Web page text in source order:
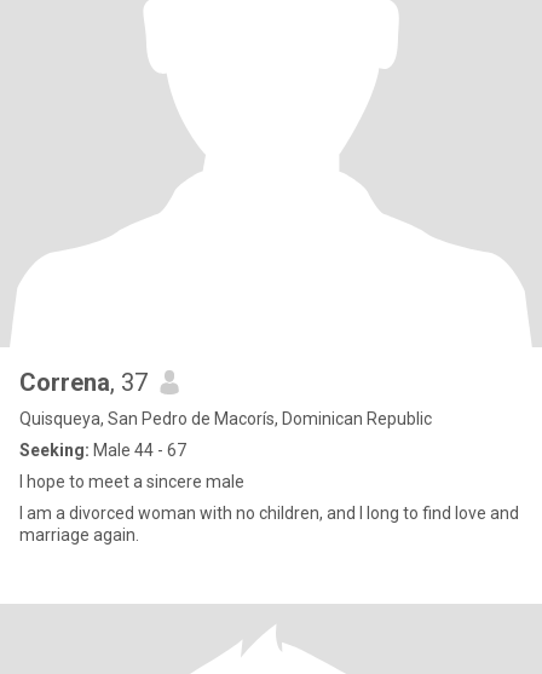
Correna, 37
Quisqueya, San Pedro de Macorís, Dominican Republic
Seeking: Male 44 - 67
I hope to meet a sincere male
I am a divorced woman with no children, and I long to find love and
marriage again.